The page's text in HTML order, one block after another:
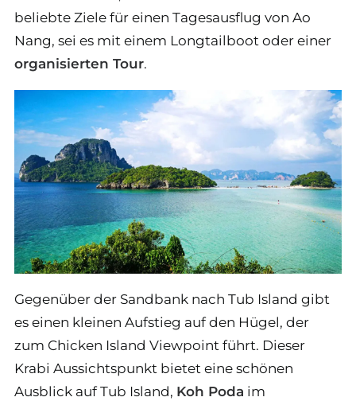
beliebte Ziele für einen Tagesausflug von Ao
Nang, sei es mit einem Longtailboot oder einer
organisierten Tour.
Gegenüber der Sandbank nach Tub Island gibt
es einen kleinen Aufstieg auf den Hügel, der
zum Chicken Island Viewpoint führt. Dieser
Krabi Aussichtspunkt bietet eine schönen
Ausblick auf Tub Island, Koh Poda im